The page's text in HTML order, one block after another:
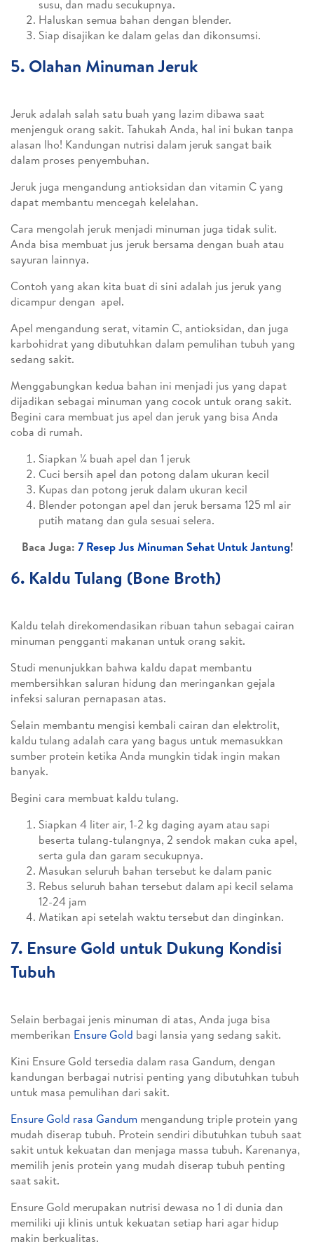
susu, dan madu secukupnya.
Haluskan semua bahan dengan blender.
Siap disajikan ke dalam gelas dan dikonsumsi.
5. Olahan Minuman Jeruk
Jeruk adalah salah satu buah yang lazim dibawa saat
menjenguk orang sakit. Tahukah Anda, hal ini bukan tanpa
alasan lho! Kandungan nutrisi dalam jeruk sangat baik
dalam proses penyembuhan.
Jeruk juga mengandung antioksidan dan vitamin C yang
dapat membantu mencegah kelelahan.
Cara mengolah jeruk menjadi minuman juga tidak sulit.
Anda bisa membuat jus jeruk bersama dengan buah atau
sayuran lainnya.
Contoh yang akan kita buat di sini adalah jus jeruk yang
dicampur dengan apel.
Apel mengandung serat, vitamin C, antioksidan, dan juga
karbohidrat yang dibutuhkan dalam pemulihan tubuh yang
sedang sakit.
Menggabungkan kedua bahan ini menjadi jus yang dapat
dijadikan sebagai minuman yang cocok untuk orang sakit.
Begini cara membuat jus apel dan jeruk yang bisa Anda
coba di rumah.
Siapkan ¼ buah apel dan 1 jeruk
Cuci bersih apel dan potong dalam ukuran kecil
Kupas dan potong jeruk dalam ukuran kecil
Blender potongan apel dan jeruk bersama 125 ml air
putih matang dan gula sesuai selera.
Baca Juga: 7 Resep Jus Minuman Sehat Untuk Jantung!
6. Kaldu Tulang (Bone Broth)
Kaldu telah direkomendasikan ribuan tahun sebagai cairan
minuman pengganti makanan untuk orang sakit.
Studi menunjukkan bahwa kaldu dapat membantu
membersihkan saluran hidung dan meringankan gejala
infeksi saluran pernapasan atas.
Selain membantu mengisi kembali cairan dan elektrolit,
kaldu tulang adalah cara yang bagus untuk memasukkan
sumber protein ketika Anda mungkin tidak ingin makan
banyak.
Begini cara membuat kaldu tulang.
Siapkan 4 liter air, 1-2 kg daging ayam atau sapi
beserta tulang-tulangnya, 2 sendok makan cuka apel,
serta gula dan garam secukupnya.
Masukan seluruh bahan tersebut ke dalam panic
Rebus seluruh bahan tersebut dalam api kecil selama
12-24 jam
Matikan api setelah waktu tersebut dan dinginkan.
7. Ensure Gold untuk Dukung Kondisi
Tubuh
Selain berbagai jenis minuman di atas, Anda juga bisa
memberikan Ensure Gold bagi lansia yang sedang sakit.
Kini Ensure Gold tersedia dalam rasa Gandum, dengan
kandungan berbagai nutrisi penting yang dibutuhkan tubuh
untuk masa pemulihan dari sakit.
Ensure Gold rasa Gandum mengandung triple protein yang
mudah diserap tubuh. Protein sendiri dibutuhkan tubuh saat
sakit untuk kekuatan dan menjaga massa tubuh. Karenanya,
memilih jenis protein yang mudah diserap tubuh penting
saat sakit.
Ensure Gold merupakan nutrisi dewasa no 1 di dunia dan
memiliki uji klinis untuk kekuatan setiap hari agar hidup
makin berkualitas.